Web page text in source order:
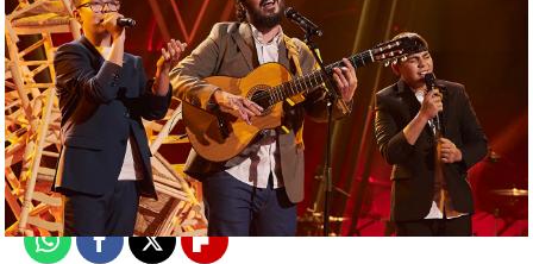
Celia Gil
Publicado:14 de julio de 2024, 00:40
WhatsappFacebook
X Flipboard